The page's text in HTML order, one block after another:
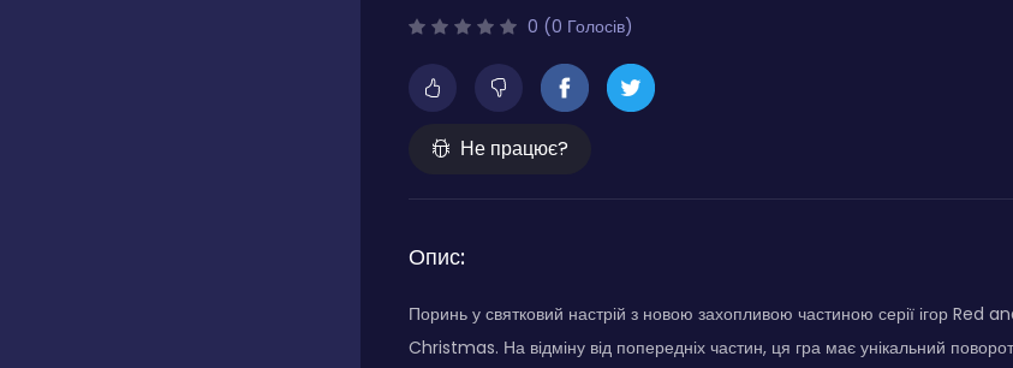
0 (0 Голосів)
Не працює?
Опис:
Поринь у святковий настрій з новою захопливою частиною серії ігор
Christmas. На відміну від попередніх частин, ця гра має унікальний